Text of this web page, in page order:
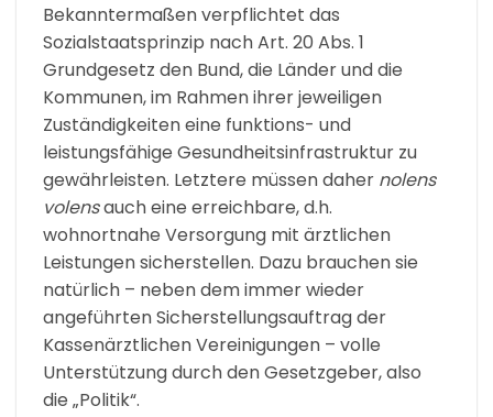
Bekanntermaßen verpflichtet das
Sozialstaatsprinzip nach Art. 20 Abs. 1
Grundgesetz den Bund, die Länder und die
Kommunen, im Rahmen ihrer jeweiligen
Zuständigkeiten eine funktions- und
leistungsfähige Gesundheitsinfrastruktur zu
gewährleisten. Letztere müssen daher nolens
volensauch eine erreichbare, d.h.
wohnortnahe Versorgung mit ärztlichen
Leistungen sicherstellen. Dazu brauchen sie
natürlich – neben dem immer wieder
angeführten Sicherstellungsauftrag der
Kassenärztlichen Vereinigungen – volle
Unterstützung durch den Gesetzgeber, also
die „Politik“.